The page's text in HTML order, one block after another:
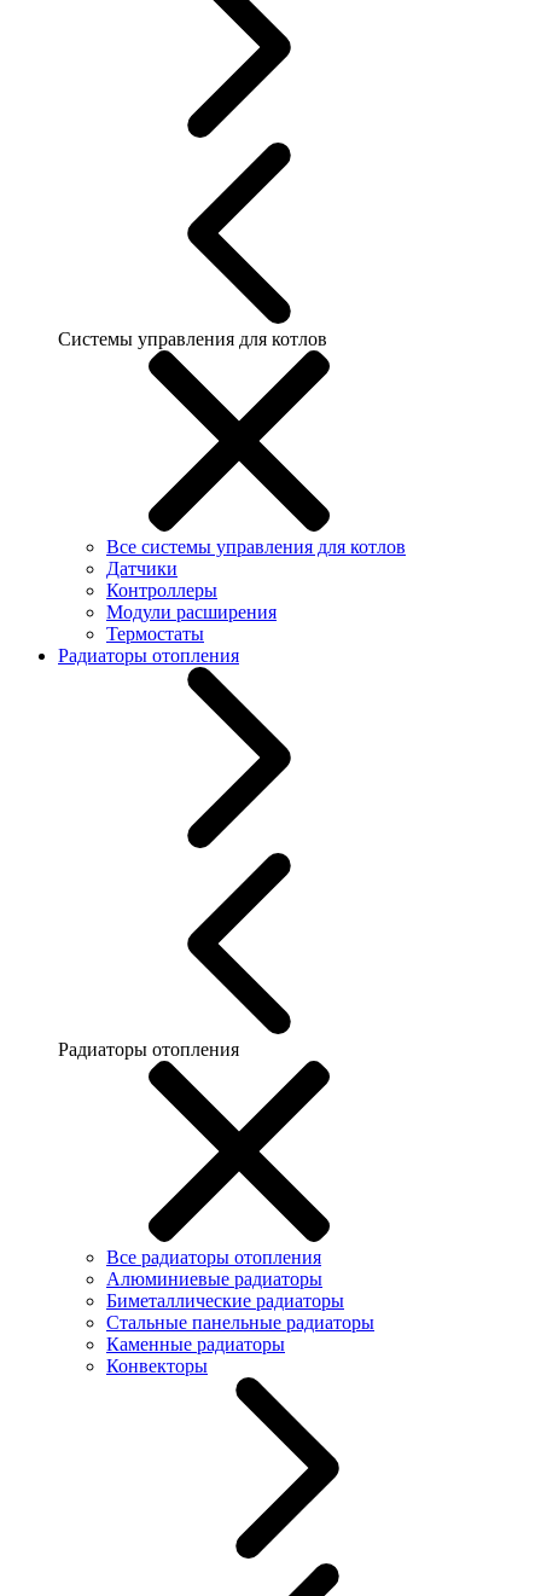
Системы управления для котлов
Все системы управления для котлов
Датчики
Контроллеры
Модули расширения
Термостаты
Радиаторы отопления
Радиаторы отопления
Все радиаторы отопления
Алюминиевые радиаторы
Биметаллические радиаторы
Стальные панельные радиаторы
Каменные радиаторы
Конвекторы